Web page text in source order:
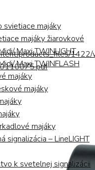
svietiace majáky
majáky žiarovkové
Maxi TWINLIGHT
Maxi TWINFLASH
majáky
majáky
majáky
signalizácia – LineLIGHT
k svetelnej signalizácii
products_files/